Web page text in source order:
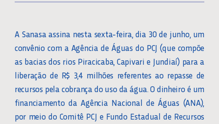
A Sanasa assina nesta sexta-feira, dia 30 de junho, um
convênio com a Agência de Águas do PCJ (que compõe
as bacias dos rios Piracicaba, Capivari e Jundiaí) para a
liberação de R$ 3,4 milhões referentes ao repasse de
recursos pela cobrança do uso da água. O dinheiro é um
financiamento da Agência Nacional de Águas (ANA),
por meio do Comitê PCJ e Fundo Estadual de Recursos